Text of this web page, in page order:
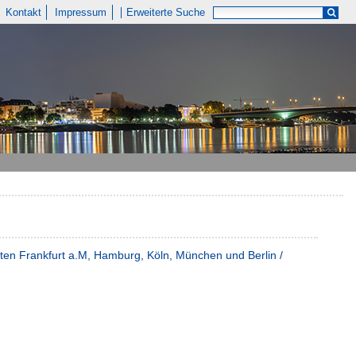
Kontakt Impressum Erweiterte Suche
Frankfurt a.M, Hamburg, Köln, München und Berlin /